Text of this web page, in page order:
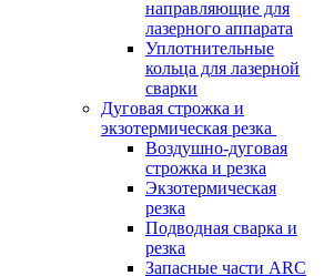
направляющие для
лазерного аппарата
Уплотнительные
кольца для лазерной
сварки
Дуговая строжка и
экзотермическая резка
Воздушно-дуговая
строжка и резка
Экзотермическая
резка
Подводная сварка и
резка
Запасные части ARC